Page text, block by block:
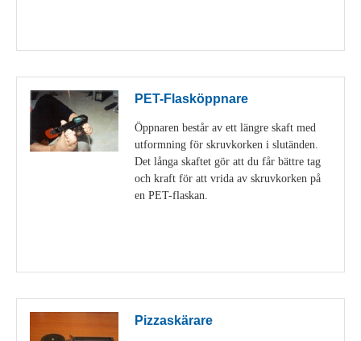
PET-Flasköppnare
Öppnaren består av ett längre skaft med
utformning för skruvkorken i slutänden.
Det långa skaftet gör att du får bättre tag
och kraft för att vrida av skruvkorken på
en PET-flaskan.
Pizzaskärare